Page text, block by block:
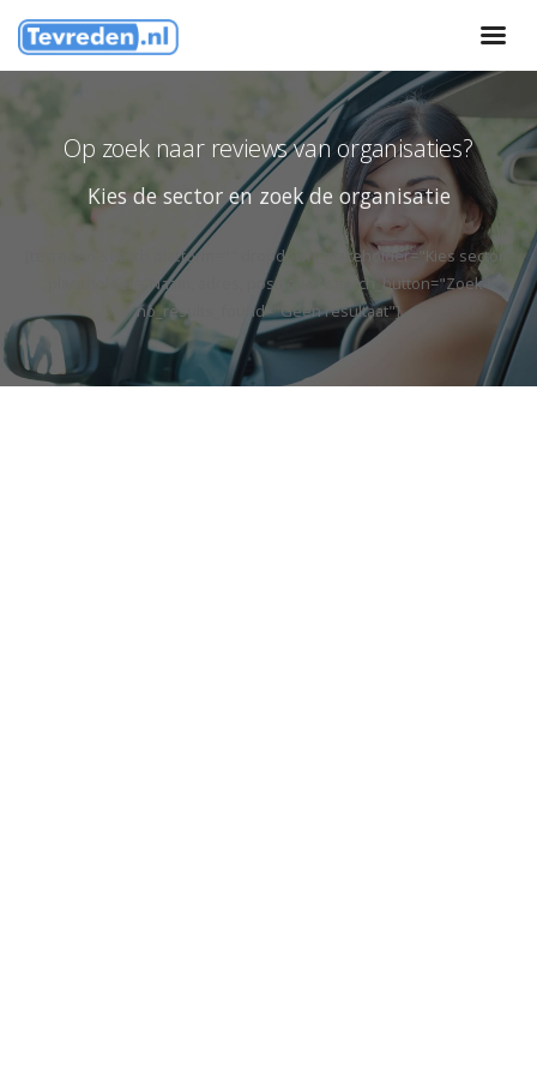
Op zoek naar reviews van organisaties?
Kies de sector en zoek de organisatie
[tevreden-search platform="" dropdown_placeholder="Kies sector"
placeholder="Naam, adres, postcode" search_button="Zoek"
no_results_found="Geen resultaat"]